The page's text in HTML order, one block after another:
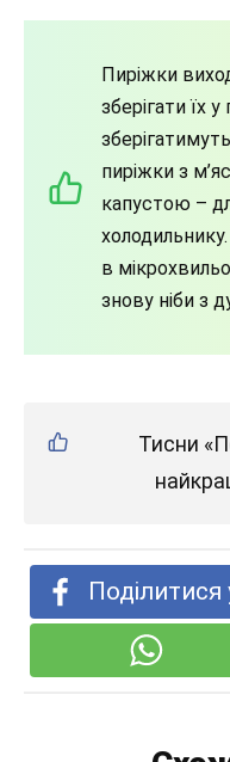
Пиріжки
зберігати їх
пиріжки з
капустою –
в
знову ніби з
Тисни